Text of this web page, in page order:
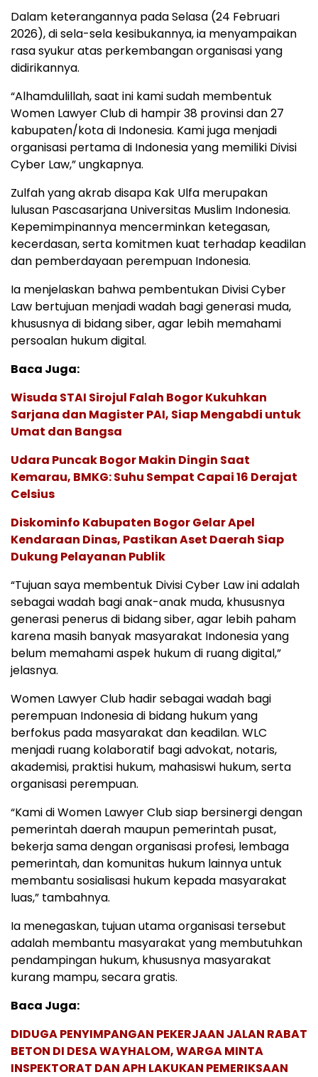
Dalam keterangannya pada Selasa (24 Februari
2026), di sela-sela kesibukannya, ia menyampaikan
rasa syukur atas perkembangan organisasi yang
didirikannya.
“Alhamdulillah, saat ini kami sudah membentuk
Women Lawyer Club di hampir 38 provinsi dan 27
kabupaten/kota di Indonesia. Kami juga menjadi
organisasi pertama di Indonesia yang memiliki Divisi
Cyber Law,” ungkapnya.
Zulfah yang akrab disapa Kak Ulfa merupakan
lulusan Pascasarjana Universitas Muslim Indonesia.
Kepemimpinannya mencerminkan ketegasan,
kecerdasan, serta komitmen kuat terhadap keadilan
dan pemberdayaan perempuan Indonesia.
Ia menjelaskan bahwa pembentukan Divisi Cyber
Law bertujuan menjadi wadah bagi generasi muda,
khususnya di bidang siber, agar lebih memahami
persoalan hukum digital.
Baca Juga:
Wisuda STAI Sirojul Falah Bogor Kukuhkan
Sarjana dan Magister PAI, Siap Mengabdi untuk
Umat dan Bangsa
Udara Puncak Bogor Makin Dingin Saat
Kemarau, BMKG: Suhu Sempat Capai 16 Derajat
Celsius
Diskominfo Kabupaten Bogor Gelar Apel
Kendaraan Dinas, Pastikan Aset Daerah Siap
Dukung Pelayanan Publik
“Tujuan saya membentuk Divisi Cyber Law ini adalah
sebagai wadah bagi anak-anak muda, khususnya
generasi penerus di bidang siber, agar lebih paham
karena masih banyak masyarakat Indonesia yang
belum memahami aspek hukum di ruang digital,”
jelasnya.
Women Lawyer Club hadir sebagai wadah bagi
perempuan Indonesia di bidang hukum yang
berfokus pada masyarakat dan keadilan. WLC
menjadi ruang kolaboratif bagi advokat, notaris,
akademisi, praktisi hukum, mahasiswi hukum, serta
organisasi perempuan.
“Kami di Women Lawyer Club siap bersinergi dengan
pemerintah daerah maupun pemerintah pusat,
bekerja sama dengan organisasi profesi, lembaga
pemerintah, dan komunitas hukum lainnya untuk
membantu sosialisasi hukum kepada masyarakat
luas,” tambahnya.
Ia menegaskan, tujuan utama organisasi tersebut
adalah membantu masyarakat yang membutuhkan
pendampingan hukum, khususnya masyarakat
kurang mampu, secara gratis.
Baca Juga:
DIDUGA PENYIMPANGAN PEKERJAAN JALAN RABAT
BETON DI DESA WAYHALOM, WARGA MINTA
INSPEKTORAT DAN APH LAKUKAN PEMERIKSAAN